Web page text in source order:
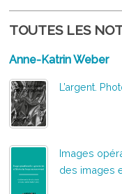
TOUTES LES
Anne-Katrin Weber
L’argent.
Images
des images